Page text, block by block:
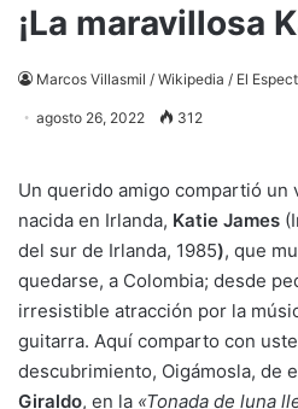
¡La maravillosa
Marcos Villasmil / Wikipedia / El
agosto 26, 2022 312
Un querido amigo compartió un
nacida en Irlanda, Katie James
del sur de Irlanda, 1985), que
quedarse, a Colombia; desde
irresistible atracción por la
guitarra. Aquí comparto con
descubrimiento, Oigámosla, de
Giraldo, en la «Tonada de luna